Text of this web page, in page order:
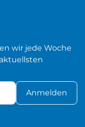
wir jede Woche
Anmelden